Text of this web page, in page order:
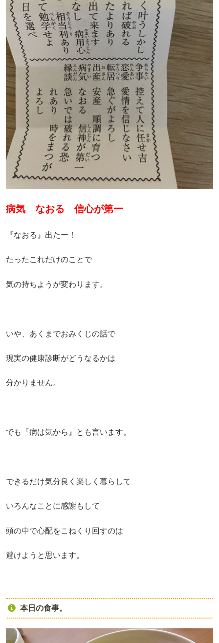
病気 なおる 信心が第一
『なおる』出たー！
たったこれだけのことで
気の持ちようが変わります。
いや、あくまでおみくじの話で
現実の健康診断がどうなるかは
分かりません。
でも『病は気から』とも言います。
できるだけ気分良く楽しく暮らして
いろんなことに感謝もして
頭の中で心配をこねくり回すのは
避けようと思います。
本日の食事。